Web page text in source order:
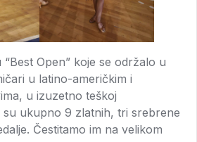
Open” koje se održalo u
u latino-američkim i
u izuzetno teškoj
su ukupno 9 zlatnih, tri srebrene
Čestitamo im na velikom